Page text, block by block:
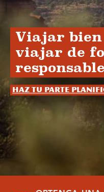
Viajar bien
viajar de
Haz tu parte